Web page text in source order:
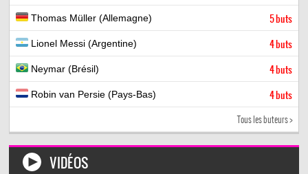
Thomas Müller (Allemagne) 5 buts
Lionel Messi (Argentine) 4 buts
Neymar (Brésil) 4 buts
Robin van Persie (Pays-Bas) 4 buts
Tous les buteurs >
VIDÉOS